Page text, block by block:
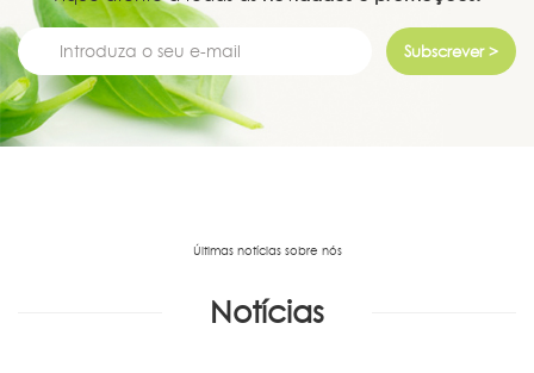
Subscrever >
Últimas notícias sobre nós
Notícias